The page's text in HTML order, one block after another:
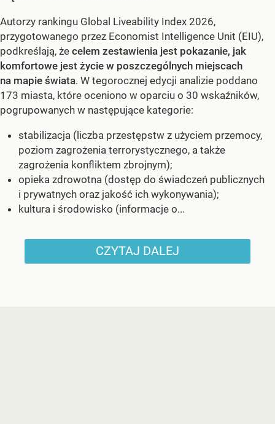
Autorzy rankingu Global Liveability Index 2026,
przygotowanego przez Economist Intelligence Unit (EIU),
podkreślają, że celem zestawienia jest pokazanie, jak
komfortowe jest życie w poszczególnych miejscach
na mapie świata. W tegorocznej edycji analizie poddano
173 miasta, które oceniono w oparciu o 30 wskaźników,
pogrupowanych w następujące kategorie:
stabilizacja (liczba przestępstw z użyciem przemocy,
poziom zagrożenia terrorystycznego, a także
zagrożenia konfliktem zbrojnym);
opieka zdrowotna (dostęp do świadczeń publicznych
i prywatnych oraz jakość ich wykonywania);
kultura i środowisko (informacje o...
CZYTAJ DALEJ